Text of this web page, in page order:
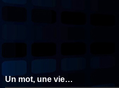
Un mot, une vie…